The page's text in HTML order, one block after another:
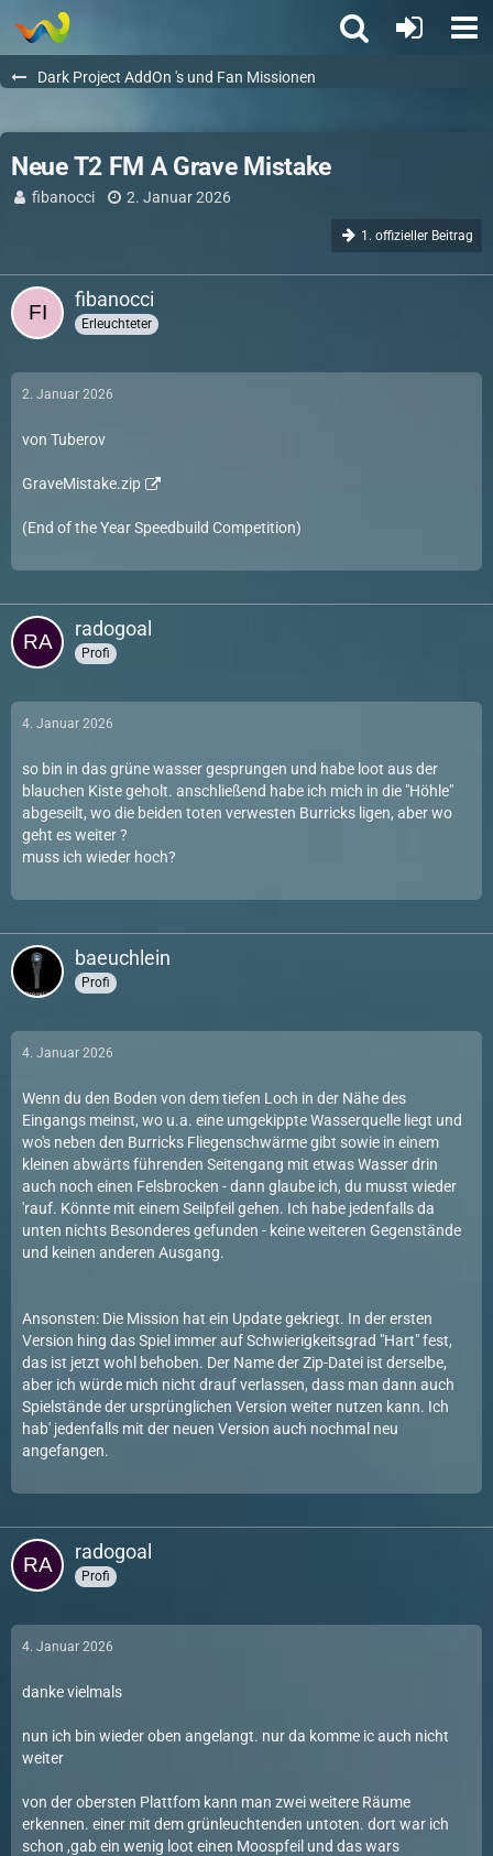
Dark Project AddOn 's und Fan Missionen
Neue T2 FM A Grave Mistake
fibanocci 2. Januar 2026
1. offizieller Beitrag
fibanocci
Erleuchteter
2. Januar 2026
von Tuberov
GraveMistake.zip
(End of the Year Speedbuild Competition)
radogoal
Profi
4. Januar 2026
so bin in das grüne wasser gesprungen und habe loot aus der
blauchen Kiste geholt. anschließend habe ich mich in die "Höhle"
abgeseilt, wo die beiden toten verwesten Burricks ligen, aber wo
geht es weiter ?
muss ich wieder hoch?
baeuchlein
Profi
4. Januar 2026
Wenn du den Boden von dem tiefen Loch in der Nähe des
Eingangs meinst, wo u.a. eine umgekippte Wasserquelle liegt und
wo's neben den Burricks Fliegenschwärme gibt sowie in einem
kleinen abwärts führenden Seitengang mit etwas Wasser drin
auch noch einen Felsbrocken - dann glaube ich, du musst wieder
'rauf. Könnte mit einem Seilpfeil gehen. Ich habe jedenfalls da
unten nichts Besonderes gefunden - keine weiteren Gegenstände
und keinen anderen Ausgang.
Ansonsten: Die Mission hat ein Update gekriegt. In der ersten
Version hing das Spiel immer auf Schwierigkeitsgrad "Hart" fest,
das ist jetzt wohl behoben. Der Name der Zip-Datei ist derselbe,
aber ich würde mich nicht drauf verlassen, dass man dann auch
Spielstände der ursprünglichen Version weiter nutzen kann. Ich
hab' jedenfalls mit der neuen Version auch nochmal neu
angefangen.
radogoal
Profi
4. Januar 2026
danke vielmals
nun ich bin wieder oben angelangt. nur da komme ic auch nicht
weiter
von der obersten Plattfom kann man zwei weitere Räume
erkennen. einer mit dem grünleuchtenden untoten. dort war ich
schon ,gab ein wenig loot einen Moospfeil und das wars